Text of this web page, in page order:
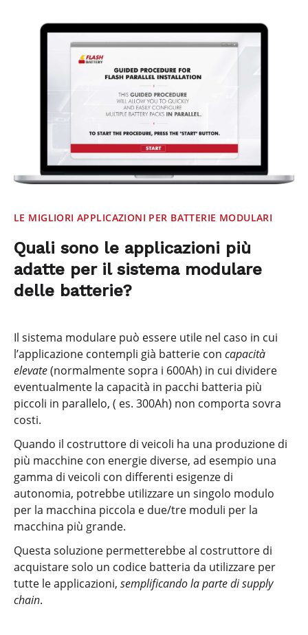
LE MIGLIORI APPLICAZIONI PER BATTERIE MODULARI
Quali sono le applicazioni più
adatte per il sistema modulare
delle batterie?
Il sistema modulare può essere utile nel caso in cui
l’applicazione contempli già batterie con capacità
elevate(normalmente sopra i 600Ah) in cui dividere
eventualmente la capacità in pacchi batteria più
piccoli in parallelo, ( es. 300Ah) non comporta sovra
costi.
Quando il costruttore di veicoli ha una produzione di
più macchine con energie diverse, ad esempio una
gamma di veicoli con differenti esigenze di
autonomia, potrebbe utilizzare un singolo modulo
per la macchina piccola e due/tre moduli per la
macchina più grande.
Questa soluzione permetterebbe al costruttore di
acquistare solo un codice batteria da utilizzare per
tutte le applicazioni, semplificando la parte di supply
chain.